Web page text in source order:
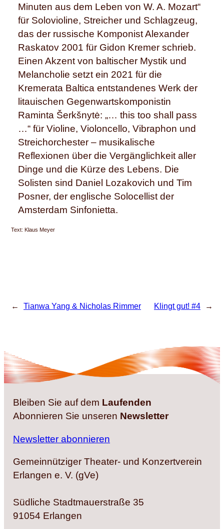
Minuten aus dem Leben von W. A. Mozart“
für Solovioline, Streicher und Schlagzeug,
das der russische Komponist Alexander
Raskatov 2001 für Gidon Kremer schrieb.
Einen Akzent von baltischer Mystik und
Melancholie setzt ein 2021 für die
Kremerata Baltica entstandenes Werk der
litauischen Gegenwartskomponistin
Raminta Šerkšnytė: „… this too shall pass
…“ für Violine, Violoncello, Vibraphon und
Streichorchester – musikalische
Reflexionen über die Vergänglichkeit aller
Dinge und die Kürze des Lebens. Die
Solisten sind Daniel Lozakovich und Tim
Posner, der englische Solocellist der
Amsterdam Sinfonietta.
Text: Klaus Meyer
← Tianwa Yang & Nicholas Rimmer Klingt gut! #4 →
Bleiben Sie auf dem Laufenden
Abonnieren Sie unseren Newsletter
Newsletter abonnieren
Gemeinnütziger Theater- und Konzertverein
Erlangen e. V. (gVe)
Südliche Stadtmauerstraße 35
91054 Erlangen